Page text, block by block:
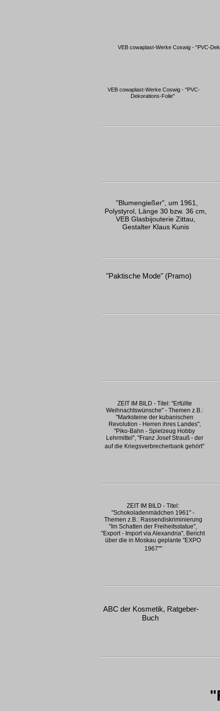
VEB cowaplast-Werke Coswig - "PVC-
VEB cowaplast-Werke Coswig - "PVC-
Dekorations-Folie"
"Blumengießer", um 1961,
Polystyrol, Länge 30 bzw. 36 cm,
VEB Glasbijouterie Zittau,
Gestalter Klaus Kunis
"Paktische Mode" (Pramo)
ZEIT IM BILD - Titel: "Erfüllte
Weihnachtswünsche" - Themen z.B.:
"Marksteine der kubanischen
Revolution - Herren ihres Landes",
"Piko-Bahn - Spielzeug Hobby
Lehrmittel", "Franz Josef Strauß - der
auf die Kriegsverbrecherbank gehört"
ZEIT IM BILD - Titel:
"Schokoladenmädchen 1961" -
Themen z.B.: Rassendiskriminierung
"Im Schatten der Freiheitsstatue",
"Export - Import via Alexandria", Bericht
über die in Moskau geplante "EXPO
1967""
ABC der Kosmetik, Ratgeber-
Buch